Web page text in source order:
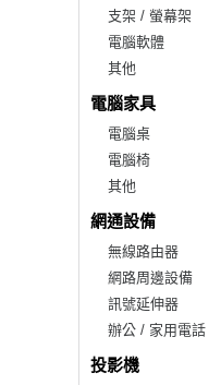
支架 / 螢幕架
電腦軟體
其他
電腦家具
電腦桌
電腦椅
其他
網通設備
無線路由器
網路周邊設備
訊號延伸器
辦公 / 家用電話
投影機